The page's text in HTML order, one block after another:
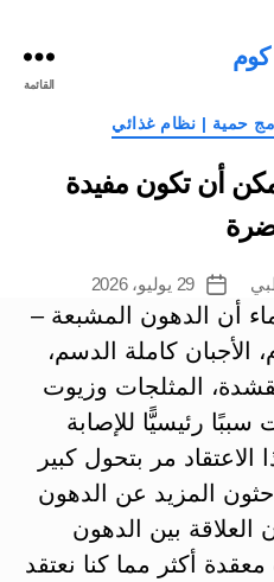
القائمة
التصنيفات
حمية | نظام غذائي
أن تكون مفيدة
تاريخ
المقالة
29 يوليو، 2026
أن الدهون المشبعة –
الأجبان كاملة الدسم،
المثلجات وزيوت
سببًا رئيسيًّا للإصابة
الاعتقاد مر بتحول كبير
المزيد عن الدهون
العلاقة بين الدهون
أكثر مما كنا نعتقد